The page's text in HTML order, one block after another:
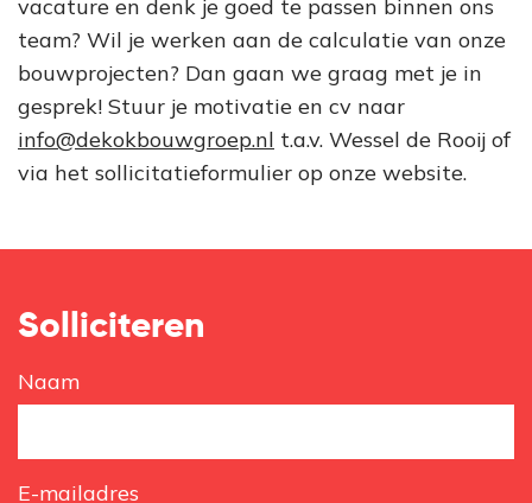
vacature en denk je goed te passen binnen ons
team? Wil je werken aan de calculatie van onze
bouwprojecten? Dan gaan we graag met je in
gesprek! Stuur je motivatie en cv naar
info@dekokbouwgroep.nl t.a.v. Wessel de Rooij of
via het sollicitatieformulier op onze website.
Solliciteren
Naam
E-mailadres